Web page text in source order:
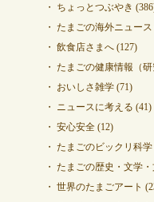
ちょっとつぶやき
たまごの海外ニュース
飲食店さまへ(127)
たまごの健康情報（研
おいしさ雑学(71)
ニュースに考える (41)
安心安全(12)
たまごのビックリ科学
たまごの歴史・文学
世界のたまごアート